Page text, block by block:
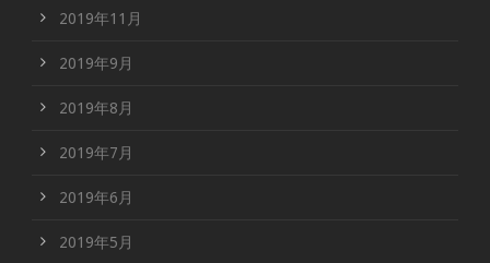
2019年11月
2019年9月
2019年8月
2019年7月
2019年6月
2019年5月